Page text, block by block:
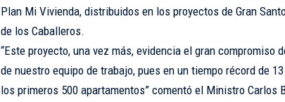
Plan Mi Vivienda, distribuidos en los proyectos de Gran
de los Caballeros.
“Este proyecto, una vez más, evidencia el gran compromiso
de nuestro equipo de trabajo, pues en un tiempo récord de
los primeros 500 apartamentos” comentó el Ministro Carlos